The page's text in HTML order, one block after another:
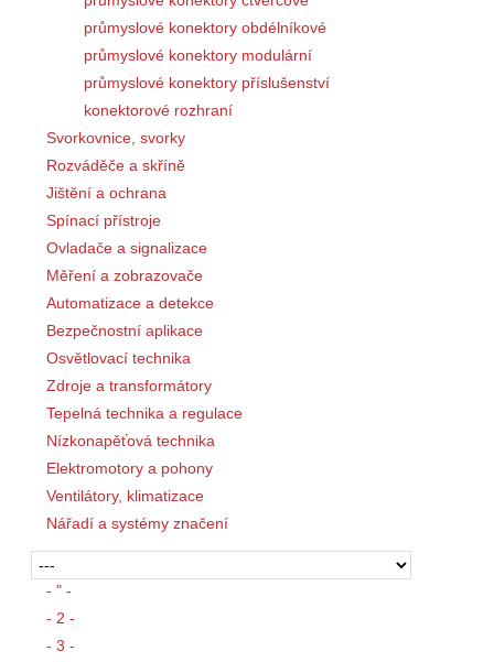
průmyslové konektory obdélníkové
průmyslové konektory modulární
průmyslové konektory příslušenství
konektorové rozhraní
Svorkovnice, svorky
Rozváděče a skříně
Jištění a ochrana
Spínací přístroje
Ovladače a signalizace
Měření a zobrazovače
Automatizace a detekce
Bezpečnostní aplikace
Osvětlovací technika
Zdroje a transformátory
Tepelná technika a regulace
Nízkonapěťová technika
Elektromotory a pohony
Ventilátory, klimatizace
Nářadí a systémy značení
- " -
- 2 -
- 3 -